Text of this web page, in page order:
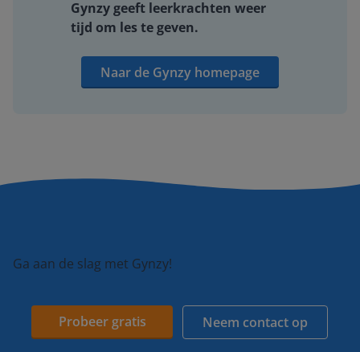
Gynzy geeft leerkrachten weer
tijd om les te geven.
Naar de Gynzy homepage
Ga aan de slag met Gynzy!
Probeer gratis Neem contact op